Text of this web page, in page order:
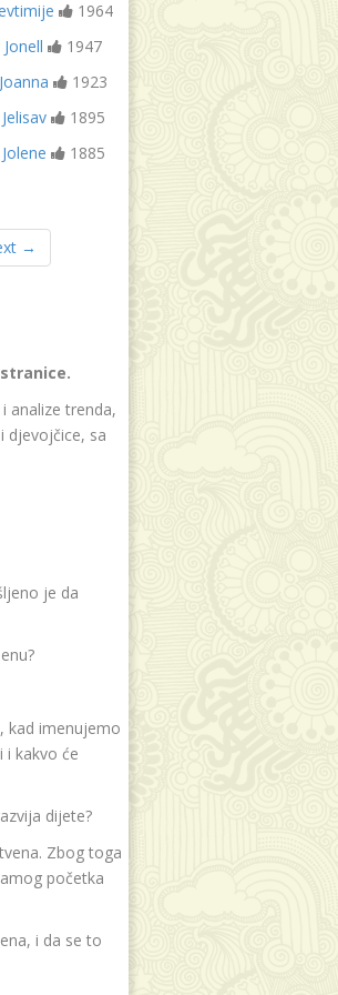
1964
Jonell
1947
Joanna
1923
Jelisav
1895
Jolene
1885
→
analize trenda,
djevojčice, sa
je da
kad imenujemo
kakvo će
dijete?
Zbog toga
početka
i da se to